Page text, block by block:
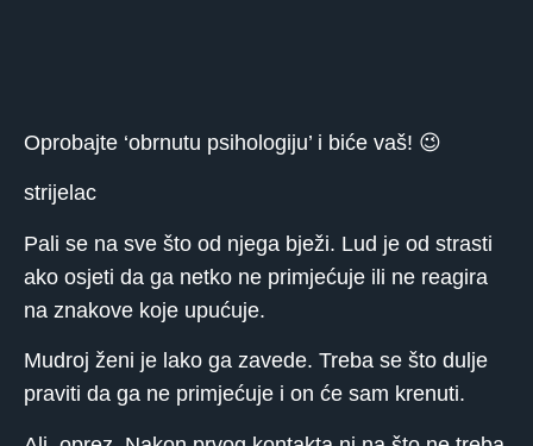
Oprobajte ‘obrnutu psihologiju’ i biće vaš! 😉
strijelac
Pali se na sve što od njega bježi. Lud je od strasti
ako osjeti da ga netko ne primjećuje ili ne reagira
na znakove koje upućuje.
Mudroj ženi je lako ga zavede. Treba se što dulje
praviti da ga ne primjećuje i on će sam krenuti.